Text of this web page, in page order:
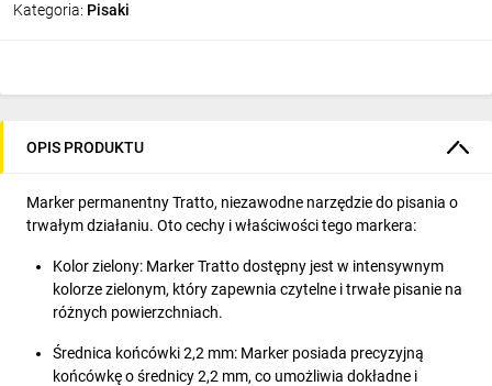
Kategoria: Pisaki
OPIS PRODUKTU
Marker permanentny Tratto, niezawodne narzędzie do pisania o
trwałym działaniu. Oto cechy i właściwości tego markera:
Kolor zielony: Marker Tratto dostępny jest w intensywnym
kolorze zielonym, który zapewnia czytelne i trwałe pisanie na
różnych powierzchniach.
Średnica końcówki 2,2 mm: Marker posiada precyzyjną
końcówkę o średnicy 2,2 mm, co umożliwia dokładne i